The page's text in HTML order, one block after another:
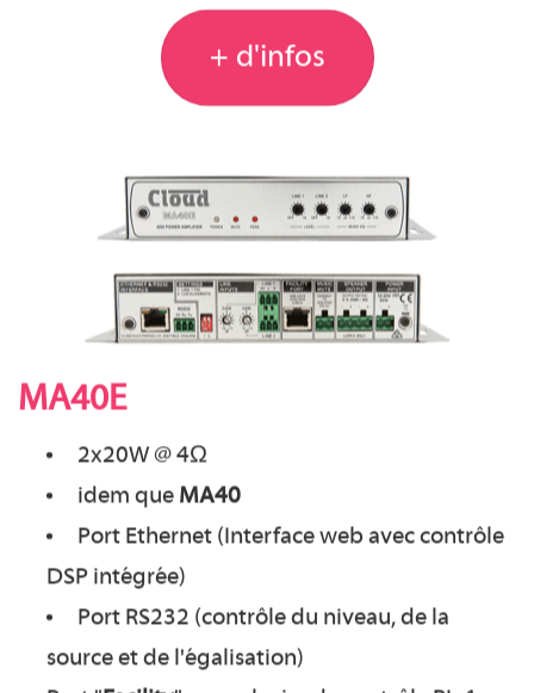
+ d'infos
MA40E
2x20W @ 4Ω
idem que MA40
Port Ethernet (Interface web avec contrôle
DSP intégrée)
Port RS232 (contrôle du niveau, de la
source et de l'égalisation)